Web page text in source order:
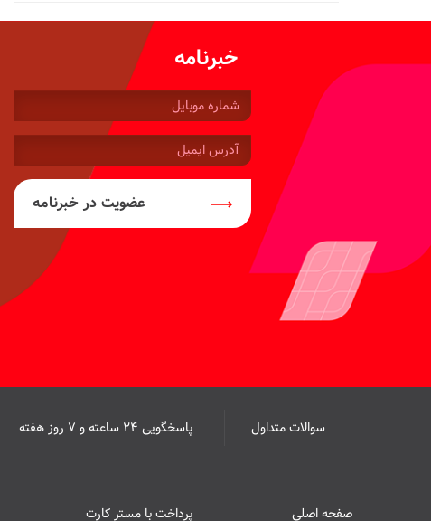
خبرنامه
شماره
موبایل:
آدرس
ایمیل:
عضویت در خبرنامه
سوالات متداول پاسخگویی ۲۴ ساعته و ۷ روز هفته
صفحه اصلی پرداخت با مستر کارت